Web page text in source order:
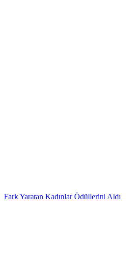
Fark Yaratan Kadınlar Ödüllerini Aldı